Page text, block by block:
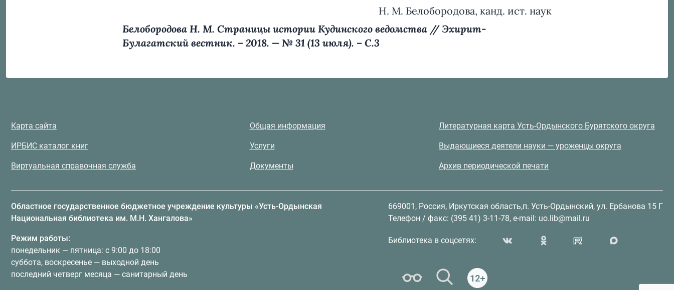
Н. М. Белобородова, канд. ист. наук
Белобородова Н. М. Страницы истории Кудинского ведомства // Эхирит-
Булагатский вестник. – 2018. — № 31 (13 июля). – С.3
Карта сайта
ИРБИС каталог книг
Виртуальная справочная служба
Общая информация
Услуги
Документы
Литературная карта Усть-Ордынского Бурятского округа
Выдающиеся деятели науки — уроженцы округа
Архив периодической печати
Областное государственное бюджетное учреждение культуры «Усть-Ордынская
Национальная библиотека им. М.Н. Хангалова»
Режим работы:
понедельник — пятница: с 9:00 до 18:00
суббота, воскресенье — выходной день
последний четверг месяца — санитарный день
669001, Россия, Иркутская область,п. Усть-Ордынский, ул. Ербанова 15 Г
Телефон / факс: (395 41) 3-11-78, e-mail: uo.lib@mail.ru
Библиотека в соцсетях: